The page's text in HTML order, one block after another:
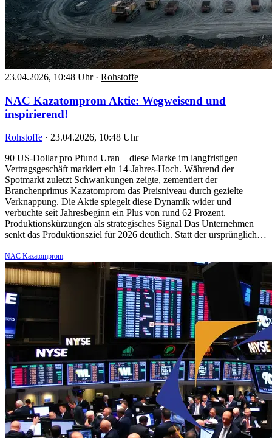
23.04.2026, 10:48 Uhr · Rohstoffe
NAC Kazatomprom Aktie: Wegweisend und
inspirierend!
Rohstoffe · 23.04.2026, 10:48 Uhr
90 US-Dollar pro Pfund Uran – diese Marke im langfristigen
Vertragsgeschäft markiert ein 14-Jahres-Hoch. Während der
Spotmarkt zuletzt Schwankungen zeigte, zementiert der
Branchenprimus Kazatomprom das Preisniveau durch gezielte
Verknappung. Die Aktie spiegelt diese Dynamik wider und
verbuchte seit Jahresbeginn ein Plus von rund 62 Prozent.
Produktionskürzungen als strategisches Signal Das Unternehmen
senkt das Produktionsziel für 2026 deutlich. Statt der ursprünglich…
NAC Kazatomprom